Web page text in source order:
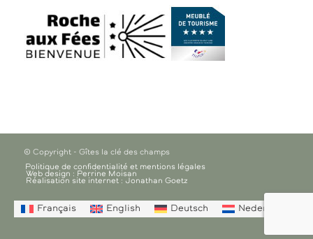
© Copyright - Gîtes la clé des champs
Politique de confidentialité et mentions légales
Web design : Perrine Moisan
Réalisation site internet : Jonathan Goetz
Français English Deutsch Nederlands